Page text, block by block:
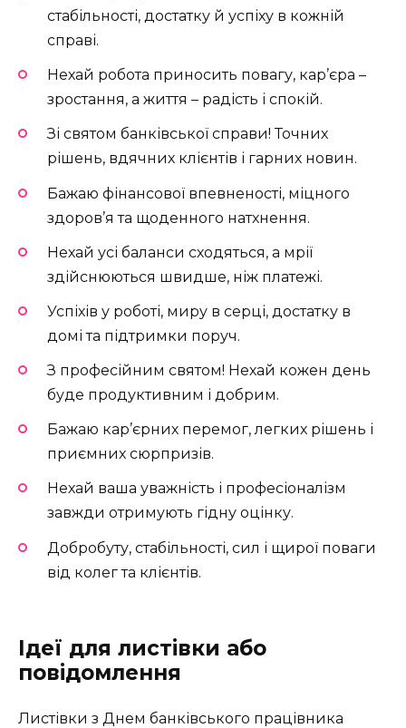
стабільності, достатку й успіху в кожній
справі.
Нехай робота приносить повагу, кар’єра –
зростання, а життя – радість і спокій.
Зі святом банківської справи! Точних
рішень, вдячних клієнтів і гарних новин.
Бажаю фінансової впевненості, міцного
здоров’я та щоденного натхнення.
Нехай усі баланси сходяться, а мрії
здійснюються швидше, ніж платежі.
Успіхів у роботі, миру в серці, достатку в
домі та підтримки поруч.
З професійним святом! Нехай кожен день
буде продуктивним і добрим.
Бажаю кар’єрних перемог, легких рішень і
приємних сюрпризів.
Нехай ваша уважність і професіоналізм
завжди отримують гідну оцінку.
Добробуту, стабільності, сил і щирої поваги
від колег та клієнтів.
Ідеї для листівки або
повідомлення
Листівки з Днем банківського працівника